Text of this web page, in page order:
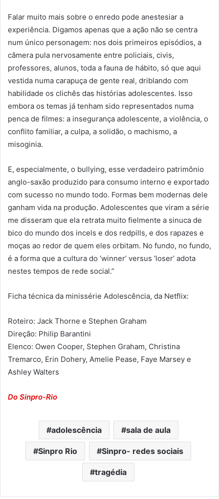
Falar muito mais sobre o enredo pode anestesiar a
experiência. Digamos apenas que a ação não se centra
num único personagem: nos dois primeiros episódios, a
câmera pula nervosamente entre policiais, civis,
professores, alunos, toda a fauna de hábito, só que aqui
vestida numa carapuça de gente real, driblando com
habilidade os clichês das histórias adolescentes. Isso
embora os temas já tenham sido representados numa
penca de filmes: a insegurança adolescente, a violência, o
conflito familiar, a culpa, a solidão, o machismo, a
misoginia.
E, especialmente, o bullying, esse verdadeiro patrimônio
anglo-saxão produzido para consumo interno e exportado
com sucesso no mundo todo. Formas bem modernas dele
ganham vida na produção. Adolescentes que viram a série
me disseram que ela retrata muito fielmente a sinuca de
bico do mundo dos incels e dos redpills, e dos rapazes e
moças ao redor de quem eles orbitam. No fundo, no fundo,
é a forma que a cultura do ‘winner’ versus ‘loser’ adota
nestes tempos de rede social.”
Ficha técnica da minissérie Adolescência, da Netflix:
Roteiro: Jack Thorne e Stephen Graham
Direção: Philip Barantini
Elenco: Owen Cooper, Stephen Graham, Christina
Tremarco, Erin Dohery, Amelie Pease, Faye Marsey e
Ashley Walters
Do Sinpro-Rio
adolescência sala de aula
Sinpro Rio Sinpro- redes sociais
tragédia